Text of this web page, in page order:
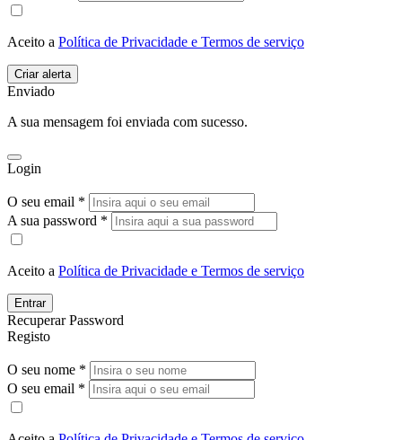
Aceito a Política de Privacidade e Termos de serviço
Enviado
A sua mensagem foi enviada com sucesso.
Login
O seu email *
A sua password *
Aceito a Política de Privacidade e Termos de serviço
Entrar
Recuperar Password
Registo
O seu nome *
O seu email *